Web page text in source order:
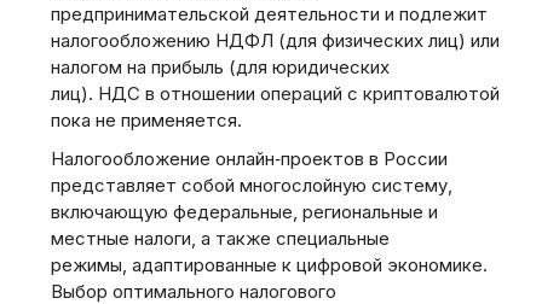
предпринимательской деятельности и подлежит
налогообложению НДФЛ (для физических лиц) или
налогом на прибыль (для юридических
лиц). НДС в отношении операций с криптовалютой
пока не применяется.
Налогообложение онлайн‑проектов в России
представляет собой многослойную систему,
включающую федеральные, региональные и
местные налоги, а также специальные
режимы, адаптированные к цифровой экономике.
Выбор оптимального налогового